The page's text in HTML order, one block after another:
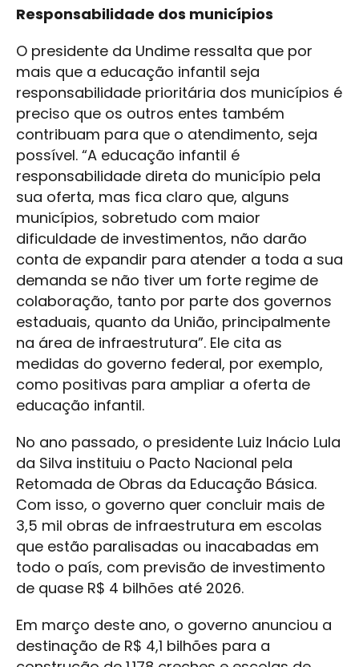
Responsabilidade dos municípios
O presidente da Undime ressalta que por
mais que a educação infantil seja
responsabilidade prioritária dos municípios é
preciso que os outros entes também
contribuam para que o atendimento, seja
possível. “A educação infantil é
responsabilidade direta do município pela
sua oferta, mas fica claro que, alguns
municípios, sobretudo com maior
dificuldade de investimentos, não darão
conta de expandir para atender a toda a sua
demanda se não tiver um forte regime de
colaboração, tanto por parte dos governos
estaduais, quanto da União, principalmente
na área de infraestrutura”. Ele cita as
medidas do governo federal, por exemplo,
como positivas para ampliar a oferta de
educação infantil.
No ano passado, o presidente Luiz Inácio Lula
da Silva instituiu o Pacto Nacional pela
Retomada de Obras da Educação Básica.
Com isso, o governo quer concluir mais de
3,5 mil obras de infraestrutura em escolas
que estão paralisadas ou inacabadas em
todo o país, com previsão de investimento
de quase R$ 4 bilhões até 2026.
Em março deste ano, o governo anunciou a
destinação de R$ 4,1 bilhões para a